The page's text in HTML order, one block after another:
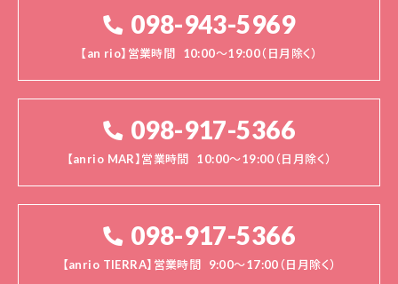
098-943-5969
【an rio】営業時間 10:00～19:00（日月除く）
098-917-5366
【anrio MAR】営業時間 10:00～19:00（日月除く）
098-917-5366
【anrio TIERRA】営業時間 9:00～17:00（日月除く）